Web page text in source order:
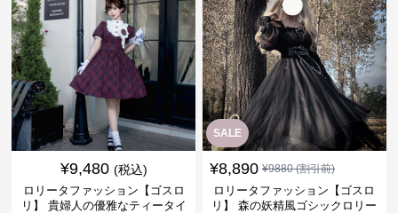
¥9,480 (税込)
ロリータファッション【ゴスロ
リ】 貴婦人の優雅なティータイ
SALE
¥8,890 ¥9880(割引前)
ロリータファッション【ゴスロ
リ】 森の妖精風ゴシックロリー